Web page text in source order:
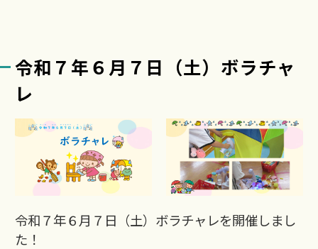
令和７年６月７日（土）ボラチャ
レ
令和７年６月７日（土）ボラチャレを開催しまし
た！